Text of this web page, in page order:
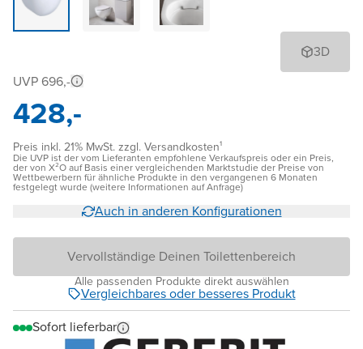
3D
UVP 696,-
428,-
Preis inkl. 21% MwSt. zzgl. Versandkosten¹
Die UVP ist der vom Lieferanten empfohlene Verkaufspreis oder ein Preis,
der von X²O auf Basis einer vergleichenden Marktstudie der Preise von
Wettbewerbern für ähnliche Produkte in den vergangenen 6 Monaten
festgelegt wurde (weitere Informationen auf Anfrage)
Auch in anderen Konfigurationen
Vervollständige Deinen Toilettenbereich
Alle passenden Produkte direkt auswählen
Vergleichbares oder besseres Produkt
Sofort lieferbar